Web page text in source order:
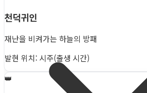
천덕귀인
재난을 비켜가는 하늘의 방패
발현 위치: 시주(출생 시간)
👑